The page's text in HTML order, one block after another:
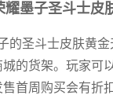
耀墨子圣斗士皮
的圣斗士皮肤黄
的货架。玩家可
售首周购买会有折扣